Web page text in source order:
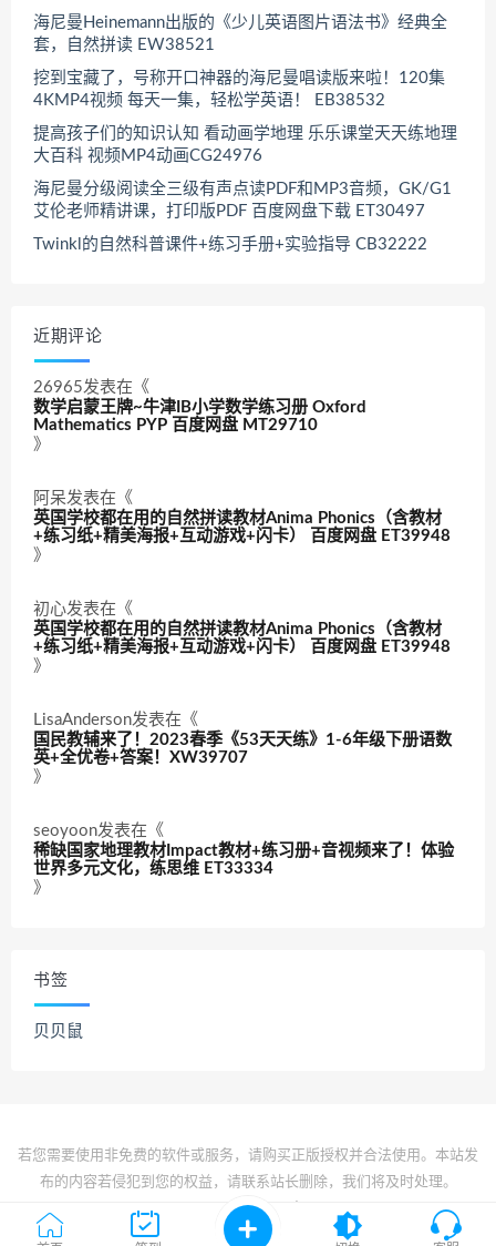
海尼曼Heinemann出版的《少儿英语图片语法书》经典全
套，自然拼读 EW38521
挖到宝藏了，号称开口神器的海尼曼唱读版来啦！120集
4KMP4视频 每天一集，轻松学英语！ EB38532
提高孩子们的知识认知 看动画学地理 乐乐课堂天天练地理
大百科 视频MP4动画CG24976
海尼曼分级阅读全三级有声点读PDF和MP3音频，GK/G1
艾伦老师精讲课，打印版PDF 百度网盘下载 ET30497
Twinkl的自然科普课件+练习手册+实验指导 CB32222
近期评论
26965发表在《
数学启蒙王牌~牛津IB小学数学练习册 Oxford
Mathematics PYP 百度网盘 MT29710
》
阿呆发表在《
英国学校都在用的自然拼读教材Anima Phonics（含教材
+练习纸+精美海报+互动游戏+闪卡） 百度网盘 ET39948
》
初心发表在《
英国学校都在用的自然拼读教材Anima Phonics（含教材
+练习纸+精美海报+互动游戏+闪卡） 百度网盘 ET39948
》
LisaAnderson发表在《
国民教辅来了！2023春季《53天天练》1-6年级下册语数
英+全优卷+答案！XW39707
》
seoyoon发表在《
稀缺国家地理教材Impact教材+练习册+音视频来了！体验
世界多元文化，练思维 ET33334
》
书签
贝贝鼠
若您需要使用非免费的软件或服务，请购买正版授权并合法使用。本站发
布的内容若侵犯到您的权益，请联系站长删除，我们将及时处理。
© 2022 All rights reserved 京ICP备2022017834号-1